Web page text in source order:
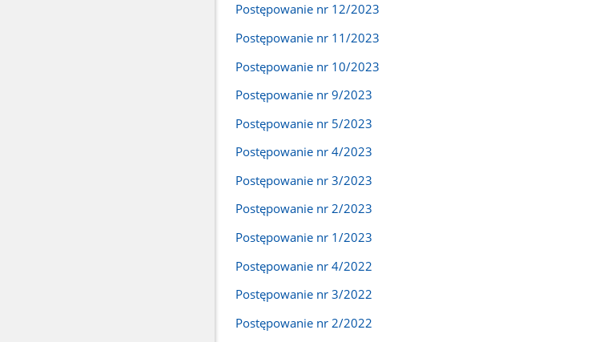
Postępowanie nr 12/2023
Postępowanie nr 11/2023
Postępowanie nr 10/2023
Postępowanie nr 9/2023
Postępowanie nr 5/2023
Postępowanie nr 4/2023
Postępowanie nr 3/2023
Postępowanie nr 2/2023
Postępowanie nr 1/2023
Postępowanie nr 4/2022
Postępowanie nr 3/2022
Postępowanie nr 2/2022